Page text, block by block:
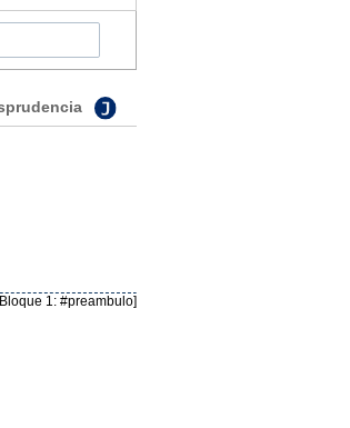
1: #preambulo]